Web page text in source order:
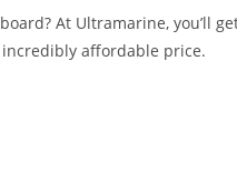
At Ultramarine, you’ll
affordable price.